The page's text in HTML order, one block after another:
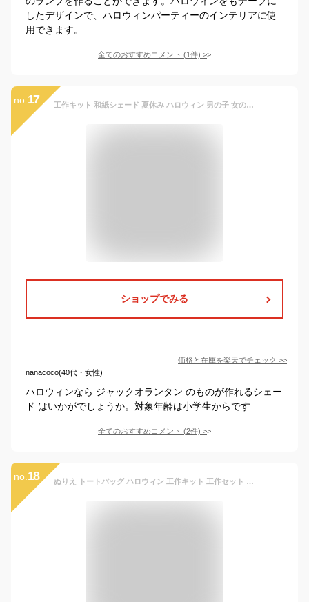
したデザインで、ハロウィンパーティーのインテリアに使
用できます。
全てのおすすめコメント (1件) >
no. 17 工作キット 和紙シェード 夏休み ハロウィン 男の子 女の子 小学生 低学年 高学年 子供 幼児 大人
ショップでみる
価格と在庫を楽天でチェック >>
nanacoco(40代・女性)
ハロウィンなら ジャックオランタン のものが作れるシェー
ド はいかがでしょうか。対象年齢は小学生からです
全てのおすすめコメント (2件) >
no. 18 ぬりえ トートバッグ ハロウィン 工作キット 工作セット 手作りキット 手作りセット 手作り材料 男の子 女の子 小学生 低学年 高学年 子供 幼児 夏休み 冬休み 秋 子ども こども キッズ 自由工作 自由研究 工作 トートバック 教材 イベント ワークショップ【サンプル2個】